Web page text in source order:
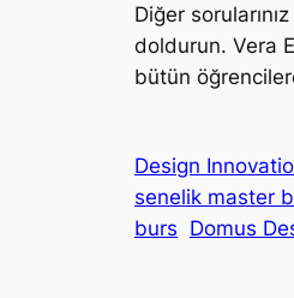
Diğer
doldurun. Vera
bütün
Design
senelik master
burs Domus